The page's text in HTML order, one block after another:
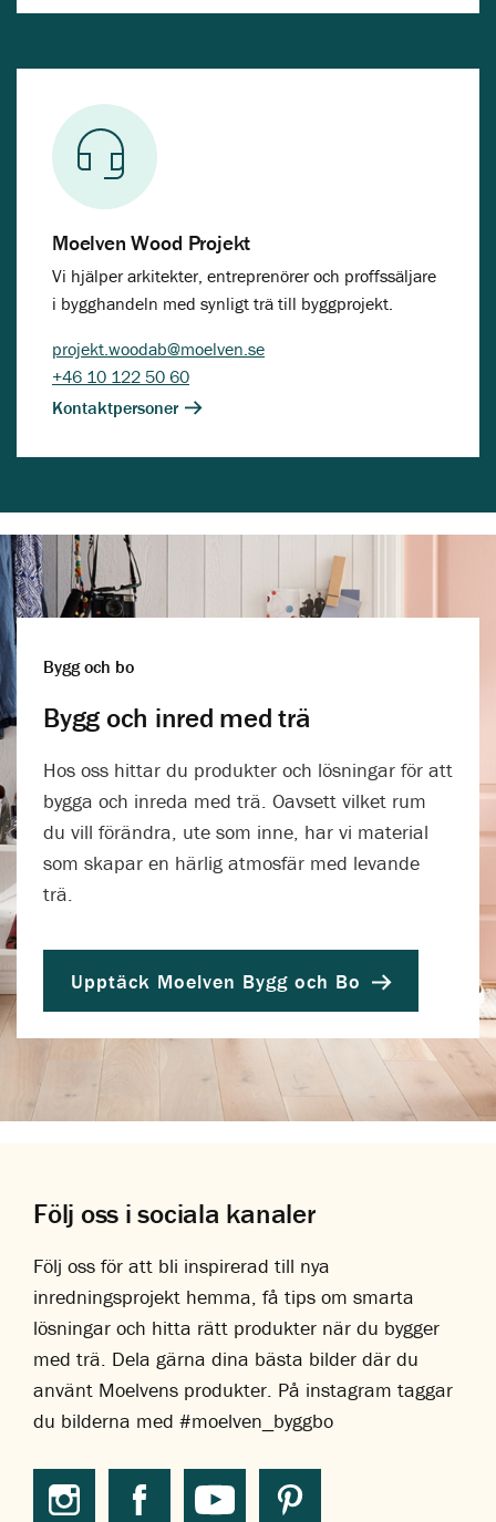
Moelven Wood Projekt
Vi hjälper arkitekter, entreprenörer och proffssäljare
i bygghandeln med synligt trä till byggprojekt.
projekt.woodab@moelven.se
+46 10 122 50 60
Kontaktpersoner
Bygg och bo
Bygg och inred med trä
Hos oss hittar du produkter och lösningar för att
bygga och inreda med trä. Oavsett vilket rum
du vill förändra, ute som inne, har vi material
som skapar en härlig atmosfär med levande
trä.
Upptäck Moelven Bygg och Bo
Följ oss i sociala kanaler
Följ oss för att bli inspirerad till nya
inredningsprojekt hemma, få tips om smarta
lösningar och hitta rätt produkter när du bygger
med trä. Dela gärna dina bästa bilder där du
använt Moelvens produkter. På instagram taggar
du bilderna med #moelven_byggbo